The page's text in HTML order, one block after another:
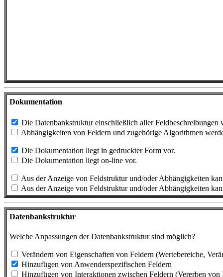
Dokumentation
Die Datenbankstruktur einschließlich aller
Abhängigkeiten von Feldern und zugehörige Algorithmen
Die Dokumentation liegt in gedruckter Form vor.
Die Dokumentation liegt on-line vor.
Aus der Anzeige von Feldstruktur und/oder Abhängigkeiten
Aus der Anzeige von Feldstruktur und/oder Abhängigkeiten
Datenbankstruktur
Welche Anpassungen der Datenbankstruktur sind möglich?
Verändern von Eigenschaften von Feldern (Wertebereiche,
Hinzufügen von Anwenderspezifischen Feldern
Hinzufügen von Interaktionen zwischen Feldern (Vererben